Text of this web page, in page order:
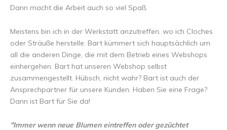
Dann macht die Arbeit auch so viel Spaß.
Meistens bin ich in der Werkstatt anzutreffen, wo ich Cloches
oder Sträuße herstelle. Bart kümmert sich hauptsächlich um
all die anderen Dinge, die mit dem Betrieb eines Webshops
einhergehen. Bart hat unseren Webshop selbst
zusammengestellt. Hübsch, nicht wahr? Bart ist auch der
Ansprechpartner für unsere Kunden. Haben Sie eine Frage?
Dann ist Bart für Sie da!
"Immer wenn neue Blumen eintreffen oder gezüchtet